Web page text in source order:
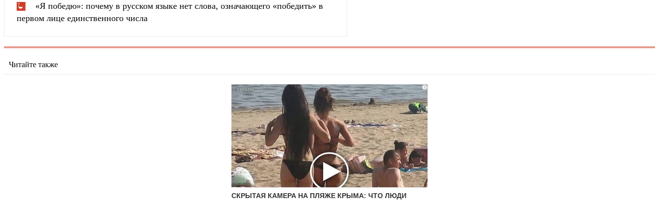
«Я победю»: почему в русском языке нет слова, означающего «победить» в
первом лице единственного числа
Читайте также
i
СКРЫТАЯ КАМЕРА НА ПЛЯЖЕ КРЫМА: ЧТО ЛЮДИ